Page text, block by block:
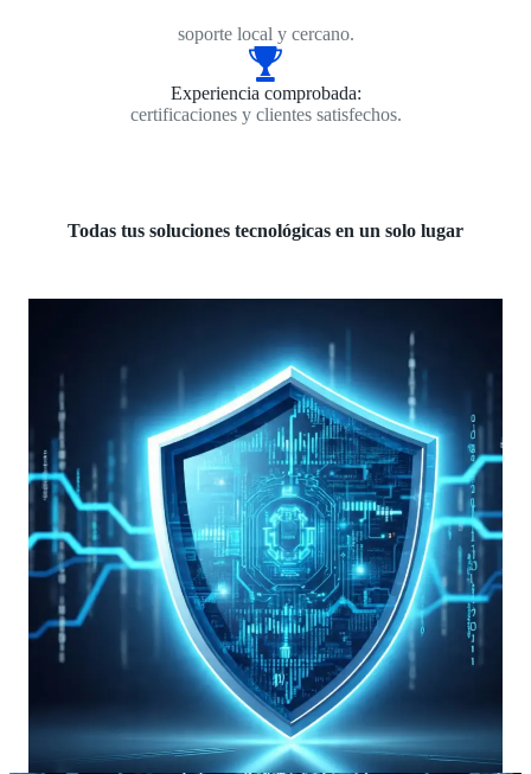
soporte local y cercano.
Experiencia comprobada:
certificaciones y clientes satisfechos.
Todas tus soluciones tecnológicas en un solo lugar